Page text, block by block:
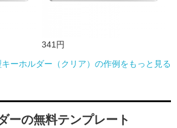
341円
ーホルダー（クリア）の作例をもっと見る
ーの無料テンプレート